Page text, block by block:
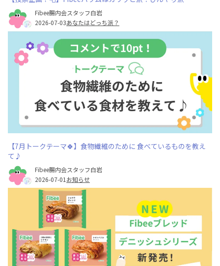
Fibee腸内会スタッフ白岩
2026-07-03あなたはどっち派？
【7月トークテーマ🍀】食物繊維のために 食べているものを教え
て♪
Fibee腸内会スタッフ白岩
2026-07-01 お知らせ